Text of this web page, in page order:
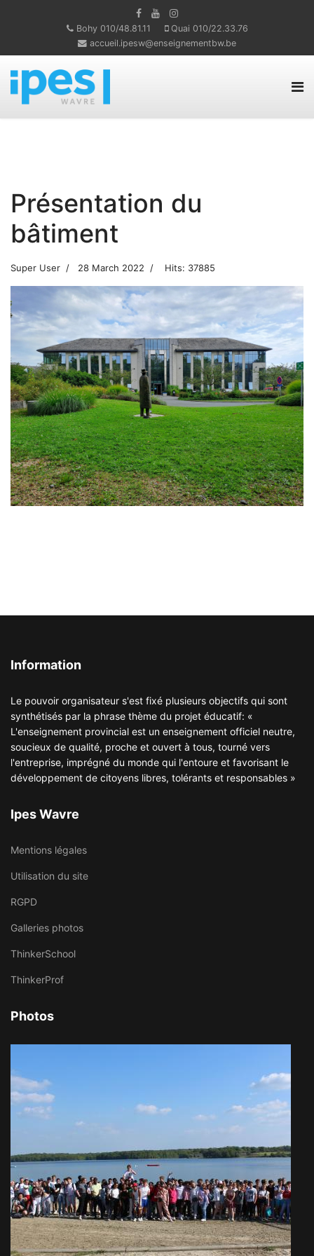
Bohy 010/48.81.11
Quai 010/22.33.76
accueil.ipesw@enseignementbw.be
Présentation du
bâtiment
Super User 28 March 2022 Hits: 37885
Information
Le pouvoir organisateur s'est fixé plusieurs objectifs qui sont
synthétisés par la phrase thème du projet éducatif: «
L'enseignement provincial est un enseignement officiel neutre,
soucieux de qualité, proche et ouvert à tous, tourné vers
l'entreprise, imprégné du monde qui l'entoure et favorisant le
développement de citoyens libres, tolérants et responsables »
Ipes Wavre
Mentions légales
Utilisation du site
RGPD
Galleries photos
ThinkerSchool
ThinkerProf
Photos